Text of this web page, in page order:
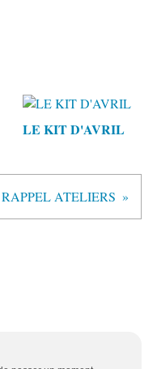
LE KIT D'AVRIL
RAPPEL ATELIERS